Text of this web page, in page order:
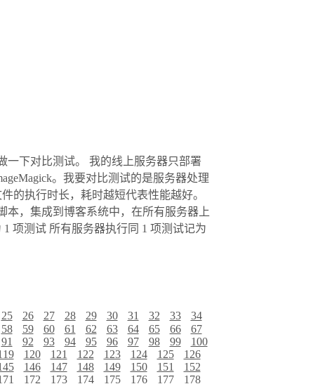
一下对比测试。 我的线上服务器只部署
。我要对比测试的是服务器处理
的执行时长，耗时越短代表性能越好。
本，集成到博客系统中，在所有服务器上
项测试 所有服务器执行同 1 项测试记为
25 26 27 28 29 30 31 32 33
34
58 59 60 61 62 63 64 65 66
67
91 92 93 94 95 96 97 98 99
100
120 121 122 123 124 125
126
146 147 148 149 150 151
152
172 173 174 175 176 177 178